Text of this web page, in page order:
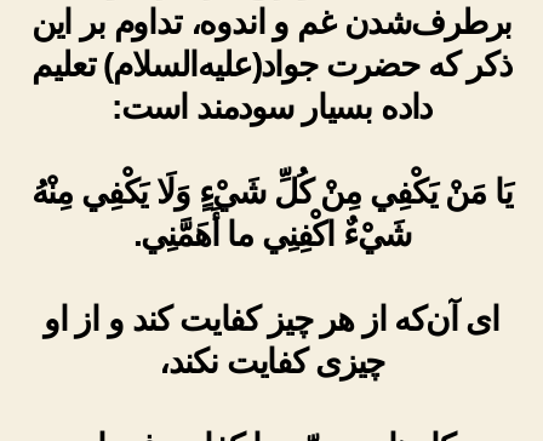
برطرف‌شدن غم و اندوه، تداوم بر این
ذکر که حضرت جواد(علیه‌السلام) تعلیم
داده بسیار سودمند است:
يَا مَنْ يَكْفِي مِنْ كُلِّ شَيْءٍ وَلَا يَكْفِي مِنْهُ
شَيْءٌ اكْفِنِي ما أَهَمَّنِي.
ای آن‌که از هر چیز کفایت کند و از او
چیزی کفایت نکند،